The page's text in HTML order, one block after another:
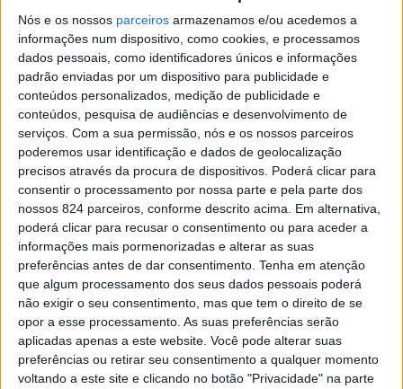
Nós e os nossos parceiros armazenamos e/ou acedemos a
informações num dispositivo, como cookies, e processamos
dados pessoais, como identificadores únicos e informações
padrão enviadas por um dispositivo para publicidade e
conteúdos personalizados, medição de publicidade e
conteúdos, pesquisa de audiências e desenvolvimento de
serviços. Com a sua permissão, nós e os nossos parceiros
poderemos usar identificação e dados de geolocalização
precisos através da procura de dispositivos. Poderá clicar para
consentir o processamento por nossa parte e pela parte dos
nossos 824 parceiros, conforme descrito acima. Em alternativa,
poderá clicar para recusar o consentimento ou para aceder a
informações mais pormenorizadas e alterar as suas
preferências antes de dar consentimento. Tenha em atenção
que algum processamento dos seus dados pessoais poderá
não exigir o seu consentimento, mas que tem o direito de se
opor a esse processamento. As suas preferências serão
aplicadas apenas a este website. Você pode alterar suas
preferências ou retirar seu consentimento a qualquer momento
voltando a este site e clicando no botão "Privacidade" na parte
reformulação da renda
> Devido às consequências económicas do vírus COVID-
19, a reabertura do restaurante da Praça da Cidade tem
sido adiada.